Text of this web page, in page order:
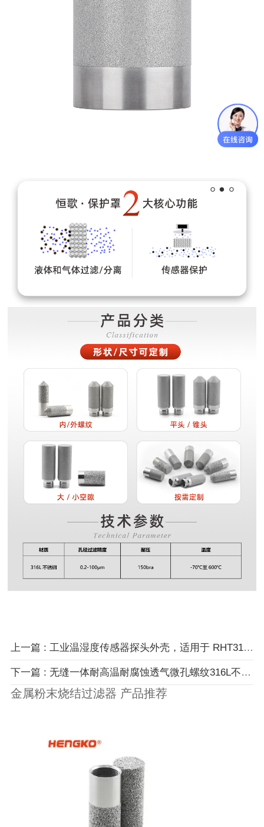
上一篇 : 工业温湿度传感器探头外壳，适用于 RHT31、RHT20、RHT21、RHT85
下一篇 : 无缝一体耐高温耐腐蚀透气微孔螺纹316L不锈钢烧结保护罩28.5*H42
金属粉末烧结过滤器 产品推荐